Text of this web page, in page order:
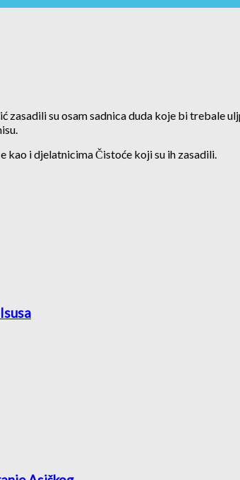
su osam sadnica duda koje bi trebale
i djelatnicima Čistoće koji su ih zasadili.